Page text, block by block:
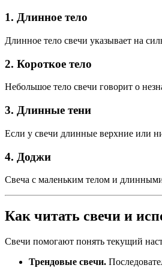
1. Длинное тело
Длинное тело свечи указывает на
2. Короткое тело
Небольшое тело свечи говорит о
3. Длинные тени
Если у свечи длинные верхние или
4. Доджи
Свеча с маленьким телом и
Как читать свечи и
Свечи помогают понять текущий
Трендовые свечи.